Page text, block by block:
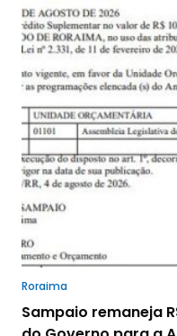
Roraima
Sampaio remaneja